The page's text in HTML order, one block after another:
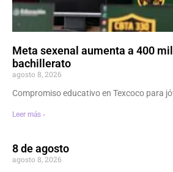
Meta sexenal aumenta a 400
bachillerato
agosto 8, 2026
Compromiso educativo en Texcoco para
Leer más ›
8 de agosto
agosto 8, 2026